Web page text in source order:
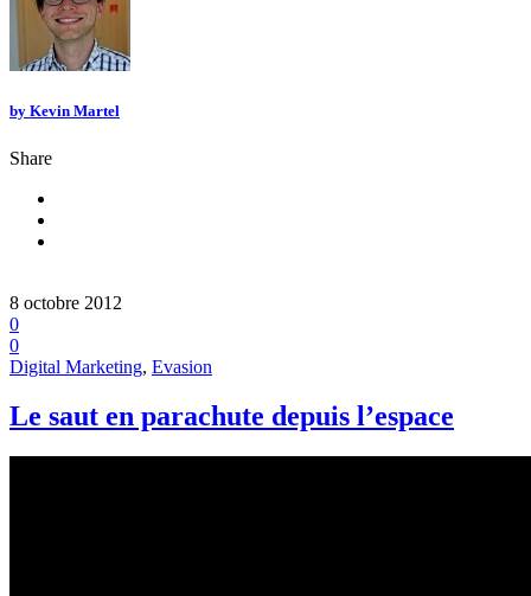
by Kevin Martel
Share
8 octobre 2012
0
0
Digital Marketing, Evasion
Le saut en parachute depuis l’espace